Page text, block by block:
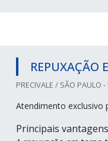
REPUXAÇÃO
PRECIVALE / SÃO PAULO -
Atendimento exclusivo
Principais